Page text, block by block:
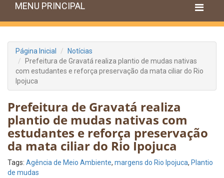
MENU PRINCIPAL
Página Inicial
Notícias
Prefeitura de Gravatá realiza plantio de mudas nativas
com estudantes e reforça preservação da mata ciliar do Rio
Ipojuca
Prefeitura de Gravatá realiza
plantio de mudas nativas com
estudantes e reforça preservação
da mata ciliar do Rio Ipojuca
Tags: Agência de Meio Ambiente, margens do Rio Ipojuca, Plantio
de mudas